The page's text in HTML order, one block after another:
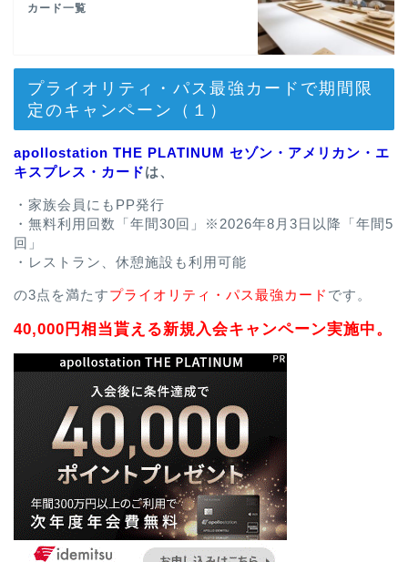
カード一覧
プライオリティ・パス最強カードで期間限
定のキャンペーン（１）
apollostation THE PLATINUM セゾン・アメリカン・エ
キスプレス・カードは、
・家族会員にもPP発行
・無料利用回数「年間30回」※2026年8月3日以降「年間5
回」
・レストラン、休憩施設も利用可能
の3点を満たすプライオリティ・パス最強カード です。
40,000円相当貰える新規入会キャンペーン実施中。